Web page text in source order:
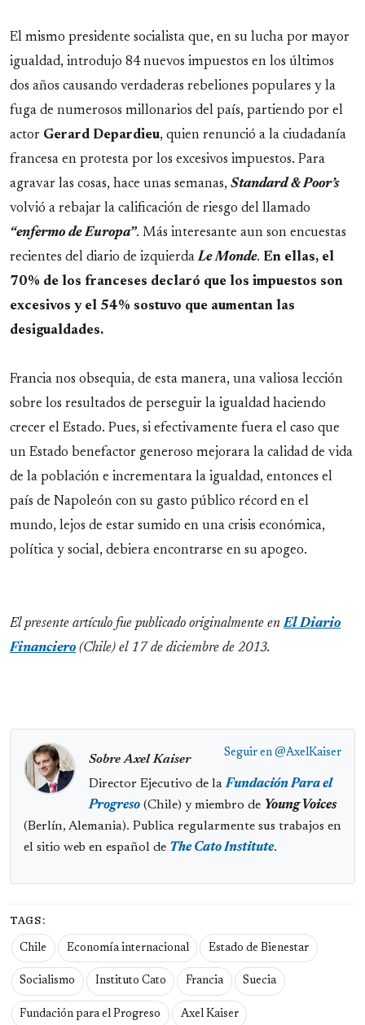
El mismo presidente socialista que, en su lucha por mayor
igualdad, introdujo 84 nuevos impuestos en los últimos
dos años causando verdaderas rebeliones populares y la
fuga de numerosos millonarios del país, partiendo por el
actor Gerard Depardieu, quien renunció a la ciudadanía
francesa en protesta por los excesivos impuestos. Para
agravar las cosas, hace unas semanas, Standard & Poor’s
volvió a rebajar la calificación de riesgo del llamado
“enfermo de Europa”. Más interesante aun son encuestas
recientes del diario de izquierdaLe Monde. En ellas, el
70% de los franceses declaró que los impuestos son
excesivos y el 54% sostuvo que aumentan las
desigualdades.
Francia nos obsequia, de esta manera, una valiosa lección
sobre los resultados de perseguir la igualdad haciendo
crecer el Estado. Pues, si efectivamente fuera el caso que
un Estado benefactor generoso mejorara la calidad de vida
de la población e incrementara la igualdad, entonces el
país de Napoleón con su gasto público récord en el
mundo, lejos de estar sumido en una crisis económica,
política y social, debiera encontrarse en su apogeo.
El presente artículo fue publicado originalmente enEl Diario
Financiero (Chile) el 17 de diciembre de 2013.
Seguir en @AxelKaiser
Sobre Axel Kaiser
Director Ejecutivo de laFundación Para el
Progreso (Chile) y miembro de Young Voices
(Berlín, Alemania). Publica regularmente sus trabajos en
el sitio web en español de The Cato Institute.
TAGS:
Chile Economía internacional Estado de Bienestar
Socialismo Instituto Cato Francia Suecia
Fundación para el Progreso Axel Kaiser